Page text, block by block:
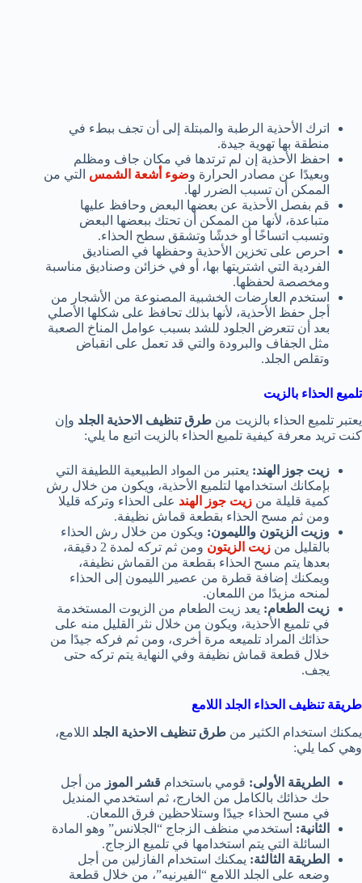
اترك الأحذية الرطبة والمبتلة إلى أن تجف ببطء في
منطقة بها تهوية جيدة.
احفظ الأحذية إن لم ترتدها في مكان جاف ومظلم
وبعيدًا عن مصادر الحرارة وضوء أشعة الشمس التي من
الممكن أن تسبب الضرر لها.
قم بفصل الأحذية عن بعضها البعض وحافظ عليها
متباعدة، لأنها من الممكن أن تحتك ببعضها البعض
وتسبب اتساخًا أو خدشًا وتشقق سطح الحذاء.
احرص على تخزين الأحذية وحفظها في الصناديق
الفردية التي اشتريتها بها، أو في خزائن وصناديق مناسبة
ومخصصة لحفظها.
استخدم العارضات الخشبية المصنوعة من الأشجار من
أجل حفظ الأحذية، لأنها بذلك تحافظ على شكلها الأصلي
بعد أن تتعرض الجلود للشد بسبب عوامل المناخ الصعبة
مثل الجفاف والبرودة والتي قد تعمل على انقباض
وتقلص الجلد.
تلميع الحذاء بالزيت
يعتبر تلميع الحذاء بالزيت من طرق تنظيف الاحذية الجلد وإن
كنت تريد معرفة كيفية تلميع الحذاء بالزيت اتبع ما يلي:
زيت جوز الهند: يعتبر من المواد الطبيعية اللطيفة التي
بإمكانك استخدامها لتلميع الأحذية، ويكون من خلال رش
كمية قليلة من زيت جوز الهند على الحذاء وتركه قليلا
ومن ثم مسح الحذاء بقطعة قماش نظيفة.
وزيت الزيتون والليمون: ويكون من خلال رش الحذاء
بالقليل من زيت الزيتون
ومن ثم تركه لمدة 2 دقيقة،
بعدها يتم مسح الحذاء بقطعة من القماش نظيفة،
ويمكنك إضافة قطرة من عصير الليمون إلى الحذاء
لمنحه مزيدًا من اللمعان.
زيت الطعام: يعد زيت الطعام من الزيوت المستخدمة
في تلميع الأحذية، ويكون من خلال نثر القليل منه على
حذائك المراد تلميعه مرة أخرى، ومن ثم فركه جيدًا من
خلال قطعة قماش نظيفة وفي النهاية يتم تركه حتى
يجف.
طريقة تنظيف الحذاء الجلد اللامع
يمكنك استخدام الكثير من طرق تنظيف الاحذية الجلد اللامع،
وهي كما يلي:
الطريقة الأولى: قومي باستخدام قشر الموز من أجل
حك حذائك بالكامل من الخارج، ثم استخدمي المنديل
في مسح الحذاء جيدًا وستلاحظين فرق اللمعان.
الثانية: استخدمي منظف الزجاج “الجلانس” وهو المادة
السائلة التي يتم استخدامها في تلميع الزجاج.
الطريقة الثالثة: يمكنك استخدام الفازلين من أجل
وضعه على الجلد اللامع “الفيرنيه”، من خلال قطعة